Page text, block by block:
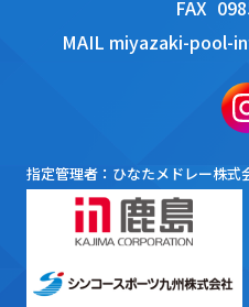
FAX
MAIL miyazaki-pool-
指定管理者：ひなたメドレー株式